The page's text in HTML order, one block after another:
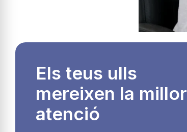
Els teus ulls
mereixen la millor
atenció